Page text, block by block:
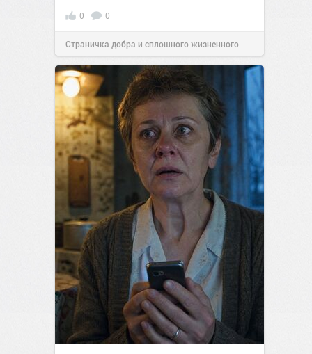
0 0
Страничка добра и сплошного жизненного
позитива!13:38Сегодня